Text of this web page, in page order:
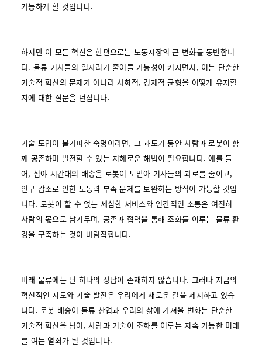
가능하게 할 것입니다.
하지만 이 모든 혁신은 한편으로는 노동시장의 큰 변화를 동반합니
다. 물류 기사들의 일자리가 줄어들 가능성이 커지면서, 이는 단순한
기술적 혁신의 문제가 아니라 사회적, 경제적 균형을 어떻게 유지할
지에 대한 질문을 던집니다.
기술 도입이 불가피한 숙명이라면, 그 과도기 동안 사람과 로봇이 함
께 공존하며 발전할 수 있는 지혜로운 해법이 필요합니다. 예를 들
어, 심야 시간대의 배송을 로봇이 도맡아 기사들의 과로를 줄이고,
인구 감소로 인한 노동력 부족 문제를 보완하는 방식이 가능할 것입
니다. 로봇이 할 수 없는 세심한 서비스와 인간적인 소통은 여전히
사람의 몫으로 남겨두며, 공존과 협력을 통해 조화를 이루는 물류 환
경을 구축하는 것이 바람직합니다.
미래 물류에는 단 하나의 정답이 존재하지 않습니다. 그러나 지금의
혁신적인 시도와 기술 발전은 우리에게 새로운 길을 제시하고 있습
니다. 로봇 배송이 물류 산업과 우리의 삶에 가져올 변화는 단순한
기술적 혁신을 넘어, 사람과 기술이 조화를 이루는 지속 가능한 미래
를 여는 열쇠가 될 것입니다.